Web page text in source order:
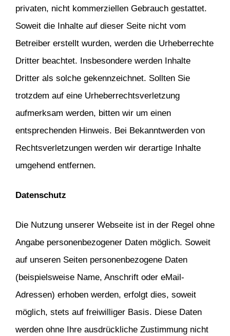
privaten, nicht kommerziellen Gebrauch gestattet.
Soweit die Inhalte auf dieser Seite nicht vom
Betreiber erstellt wurden, werden die Urheberrechte
Dritter beachtet. Insbesondere werden Inhalte
Dritter als solche gekennzeichnet. Sollten Sie
trotzdem auf eine Urheberrechtsverletzung
aufmerksam werden, bitten wir um einen
entsprechenden Hinweis. Bei Bekanntwerden von
Rechtsverletzungen werden wir derartige Inhalte
umgehend entfernen.
Datenschutz
Die Nutzung unserer Webseite ist in der Regel ohne
Angabe personenbezogener Daten möglich. Soweit
auf unseren Seiten personenbezogene Daten
(beispielsweise Name, Anschrift oder eMail-
Adressen) erhoben werden, erfolgt dies, soweit
möglich, stets auf freiwilliger Basis. Diese Daten
werden ohne Ihre ausdrückliche Zustimmung nicht